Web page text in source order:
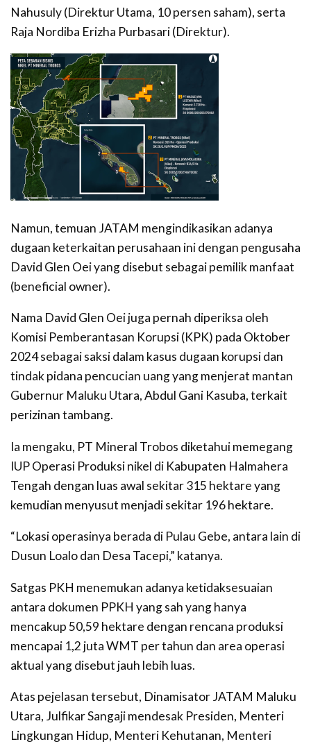
Nahusuly (Direktur Utama, 10 persen saham), serta
Raja Nordiba Erizha Purbasari (Direktur).
Namun, temuan JATAM mengindikasikan adanya
dugaan keterkaitan perusahaan ini dengan pengusaha
David Glen Oei yang disebut sebagai pemilik manfaat
(beneficial owner).
Nama David Glen Oei juga pernah diperiksa oleh
Komisi Pemberantasan Korupsi (KPK) pada Oktober
2024 sebagai saksi dalam kasus dugaan korupsi dan
tindak pidana pencucian uang yang menjerat mantan
Gubernur Maluku Utara, Abdul Gani Kasuba, terkait
perizinan tambang.
Ia mengaku, PT Mineral Trobos diketahui memegang
IUP Operasi Produksi nikel di Kabupaten Halmahera
Tengah dengan luas awal sekitar 315 hektare yang
kemudian menyusut menjadi sekitar 196 hektare.
“Lokasi operasinya berada di Pulau Gebe, antara lain di
Dusun Loalo dan Desa Tacepi,” katanya.
Satgas PKH menemukan adanya ketidaksesuaian
antara dokumen PPKH yang sah yang hanya
mencakup 50,59 hektare dengan rencana produksi
mencapai 1,2 juta WMT per tahun dan area operasi
aktual yang disebut jauh lebih luas.
Atas pejelasan tersebut, Dinamisator JATAM Maluku
Utara, Julfikar Sangaji mendesak Presiden, Menteri
Lingkungan Hidup, Menteri Kehutanan, Menteri